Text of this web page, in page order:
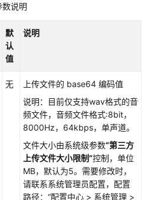
说明
默
认
值
说明
无
上传文件的 base64 编码值
说明：目前仅支持wav格式的音
频文件，音频文件格式:8bit，
8000Hz，64kbps，单声道。
文件大小由系统级参数“第三方
上传文件大小限制”控制，单位
MB，默认为5。需要修改时，
请联系系统管理员配置，配置
路径： “配置中心 > 系统管理 >